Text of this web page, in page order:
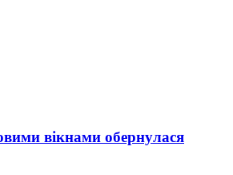
вікнами обернулася